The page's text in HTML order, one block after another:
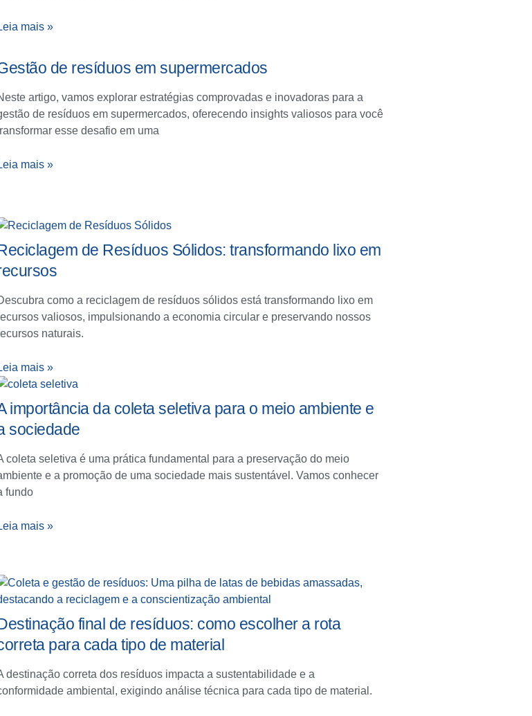
mais »
de resíduos em supermercados
artigo, vamos explorar estratégias comprovadas e inovadoras para a
de resíduos em supermercados, oferecendo insights valiosos para você
esse desafio em uma
mais »
de Resíduos Sólidos: transformando lixo em
como a reciclagem de resíduos sólidos está transformando lixo em
valiosos, impulsionando a economia circular e preservando nossos
naturais.
mais »
importância da coleta seletiva para o meio ambiente e
sociedade
coleta seletiva é uma prática fundamental para a preservação do meio
e a promoção de uma sociedade mais sustentável. Vamos conhecer
fundo
mais »
final de resíduos: como escolher a rota
para cada tipo de material
destinação correta dos resíduos impacta a sustentabilidade e a
ambiental, exigindo análise técnica para cada tipo de material.